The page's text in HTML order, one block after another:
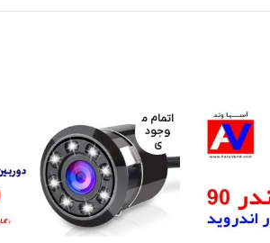
اتمام م
وجود
ی